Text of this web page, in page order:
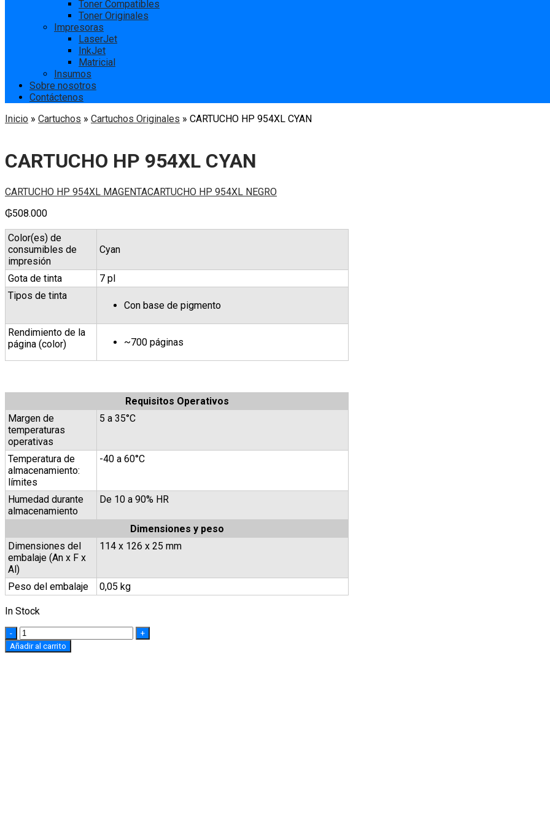
Toner Compatibles
Toner Originales
Impresoras
LaserJet
InkJet
Matricial
Insumos
Sobre nosotros
Contáctenos
Inicio » Cartuchos » Cartuchos Originales » CARTUCHO HP 954XL CYAN
CARTUCHO HP 954XL CYAN
CARTUCHO HP 954XL MAGENTACARTUCHO HP 954XL NEGRO
₲508.000
Color(es) de
consumibles de
impresión
Cyan
Gota de tinta
7 pl
Tipos de tinta
Con base de pigmento
Rendimiento de la
página (color)
~700 páginas
Requisitos Operativos
Margen de
temperaturas
operativas
5 a 35°C
Temperatura de
almacenamiento:
límites
-40 a 60°C
Humedad durante
almacenamiento
De 10 a 90% HR
Dimensiones y peso
Dimensiones del
embalaje (An x F x
Al)
114 x 126 x 25 mm
Peso del embalaje 0,05 kg
In Stock
Quantity
Añadir al carrito